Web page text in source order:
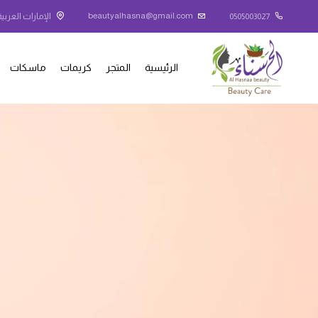
0505003027
beautyalhasna@gmail.com الإمارات
الرئيسية المتجر كريمات ماسكات